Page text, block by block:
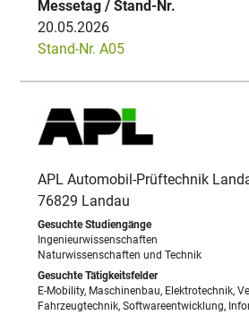
20.05.2026
Stand-Nr. A05
APL Automobil-Prüftechnik
76829 Landau
Ingenieurwissenschaften
Naturwissenschaften und Technik
E-Mobility, Maschinenbau, Elektrotechnik,
Fahrzeugtechnik, Softwareentwicklung,